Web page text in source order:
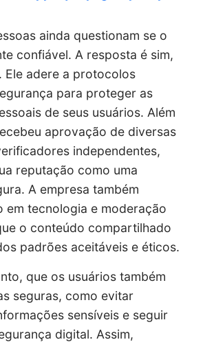
ainda questionam se o
confiável. A resposta é sim,
Ele adere a protocolos
para proteger as
de seus usuários. Além
aprovação de diversas
independentes,
reputação como uma
A empresa também
em tecnologia e moderação
o conteúdo compartilhado
padrões aceitáveis e éticos.
que os usuários também
seguras, como evitar
sensíveis e seguir
digital. Assim,